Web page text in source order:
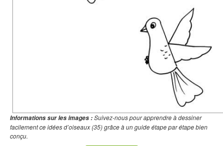
Informations sur les images :Suivez-nous pour apprendre à dessiner
facilement ce idées d’oiseaux (35) grâce à un guide étape par étape bien
conçu.